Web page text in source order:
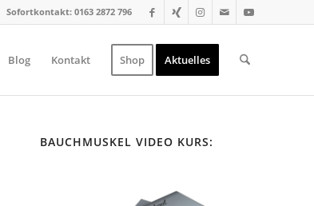
Sofortkontakt: 0163 2872 796
Blog Kontakt Shop Aktuelles
BAUCHMUSKEL VIDEO KURS: